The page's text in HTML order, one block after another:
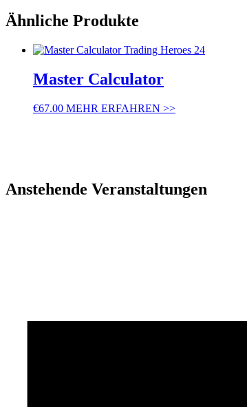
Ähnliche Produkte
Master Calculator
€67.00 MEHR ERFAHREN >>
Anstehende Veranstaltungen